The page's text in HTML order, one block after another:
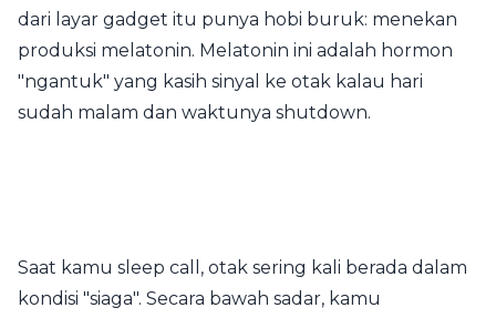
dari layar gadget itu punya hobi buruk: menekan
produksi melatonin. Melatonin ini adalah hormon
"ngantuk" yang kasih sinyal ke otak kalau hari
sudah malam dan waktunya shutdown.
Saat kamu sleep call, otak sering kali berada dalam
kondisi "siaga". Secara bawah sadar, kamu